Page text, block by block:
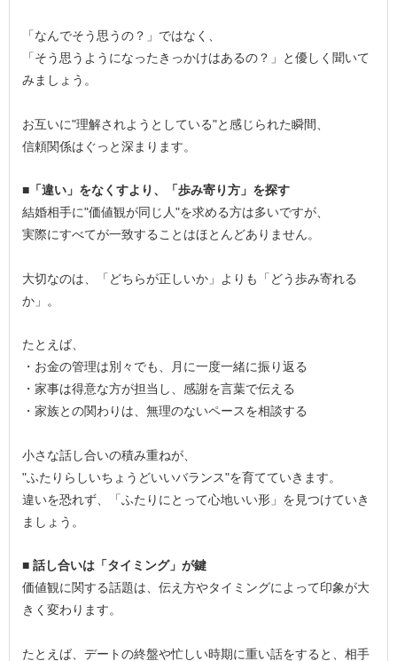
「なんでそう思うの？」ではなく、
「そう思うようになったきっかけはあるの？」と優しく聞いて
みましょう。
お互いに"理解されようとしている"と感じられた瞬間、
信頼関係はぐっと深まります。
■「違い」をなくすより、「歩み寄り方」を探す
結婚相手に"価値観が同じ人"を求める方は多いですが、
実際にすべてが一致することはほとんどありません。
大切なのは、「どちらが正しいか」よりも「どう歩み寄れる
か」。
たとえば、
・お金の管理は別々でも、月に一度一緒に振り返る
・家事は得意な方が担当し、感謝を言葉で伝える
・家族との関わりは、無理のないペースを相談する
小さな話し合いの積み重ねが、
"ふたりらしいちょうどいいバランス"を育てていきます。
違いを恐れず、「ふたりにとって心地いい形」を見つけていき
ましょう。
■ 話し合いは「タイミング」が鍵
価値観に関する話題は、伝え方やタイミングによって印象が大
きく変わります。
たとえば、デートの終盤や忙しい時期に重い話をすると、相手